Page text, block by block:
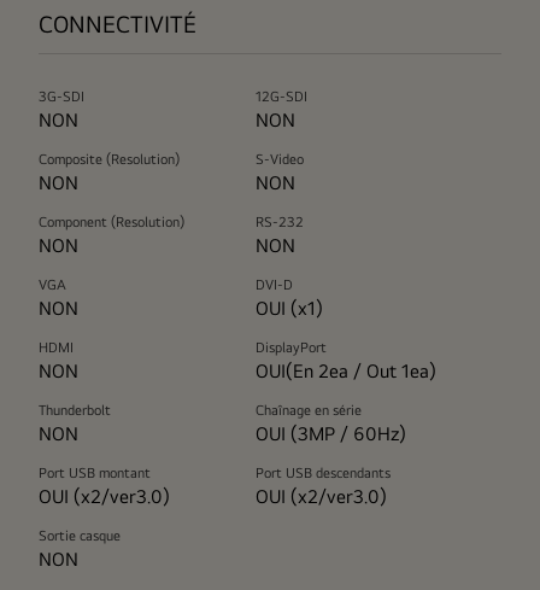
CONNECTIVITÉ
3G-SDI
NON
12G-SDI
NON
Composite (Resolution)
NON
S-Video
NON
Component (Resolution)
NON
RS-232
NON
VGA
NON
DVI-D
OUI (x1)
HDMI
NON
DisplayPort
OUI(En 2ea / Out 1ea)
Thunderbolt
NON
Chaînage en série
OUI (3MP / 60Hz)
Port USB montant
OUI (x2/ver3.0)
Port USB descendants
OUI (x2/ver3.0)
Sortie casque
NON